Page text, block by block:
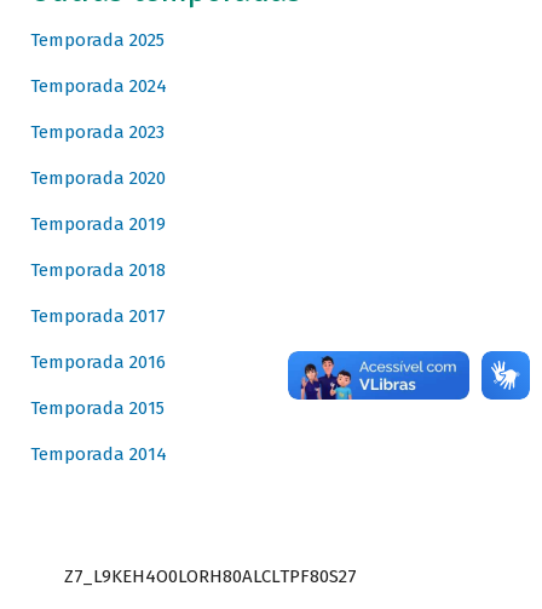
Temporada 2025
Temporada 2024
Temporada 2023
Temporada 2020
Temporada 2019
Temporada 2018
Temporada 2017
Temporada 2016
Temporada 2015
Temporada 2014
Z7_L9KEH4O0LORH80ALCLTPF80S27